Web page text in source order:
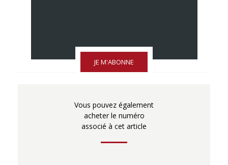
JE M'ABONNE
Vous pouvez également
acheter le numéro
associé à cet article